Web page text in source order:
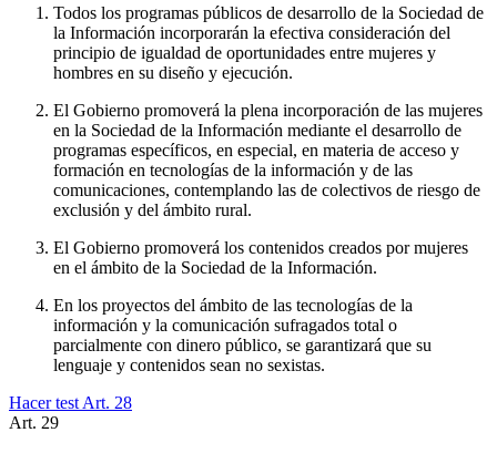
Todos los programas públicos de desarrollo de la Sociedad de
la Información incorporarán la efectiva consideración del
principio de igualdad de oportunidades entre mujeres y
hombres en su diseño y ejecución.
El Gobierno promoverá la plena incorporación de las mujeres
en la Sociedad de la Información mediante el desarrollo de
programas específicos, en especial, en materia de acceso y
formación en tecnologías de la información y de las
comunicaciones, contemplando las de colectivos de riesgo de
exclusión y del ámbito rural.
El Gobierno promoverá los contenidos creados por mujeres
en el ámbito de la Sociedad de la Información.
En los proyectos del ámbito de las tecnologías de la
información y la comunicación sufragados total o
parcialmente con dinero público, se garantizará que su
lenguaje y contenidos sean no sexistas.
Hacer test Art. 28
Art. 29